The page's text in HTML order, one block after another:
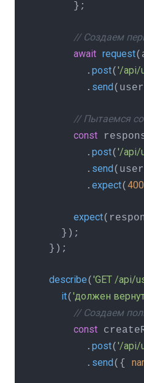
      };
// Создаем
await request
        .
post( '/api/
        .
send
// Пытаемся
const
        .
post( '/api/
        .
send
        .
expect( 400
expect
    });
  });
describe( 'GET /api/
it( 'должен
// Создаем
const
        .
post( '/api/
        .
send({